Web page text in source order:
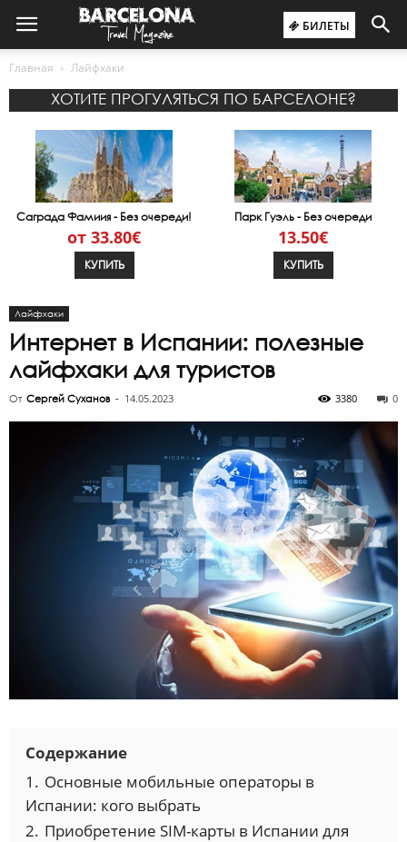
БИЛЕТЫ
Главная Лайфхаки
ХОТИТЕ ПРОГУЛЯТЬСЯ ПО БАРСЕЛОНЕ?
Саграда Фамиия - Без очереди!
от 33.80€
КУПИТЬ
Парк Гуэль - Без очереди
13.50€
КУПИТЬ
Лайфхаки
Интернет в Испании: полезные
лайфхаки для туристов
От Сергей Суханов - 14.05.2023 0
3380
Содержание
1. Основные мобильные операторы в
Испании: кого выбрать
2. Приобретение SIM-карты в Испании для